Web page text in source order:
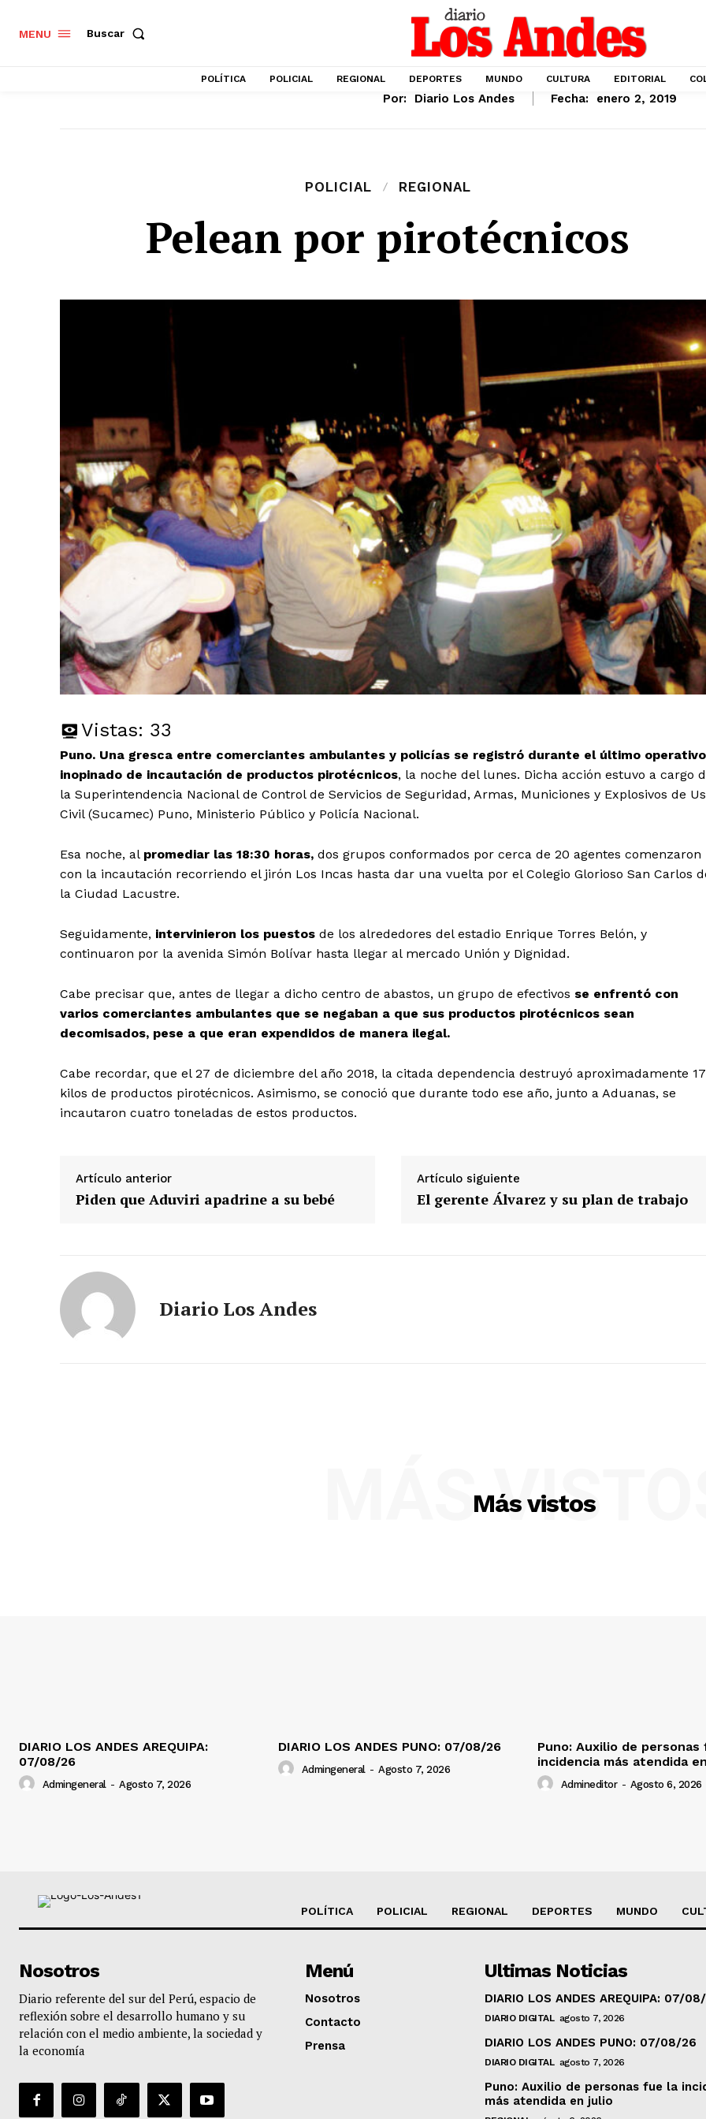
Diario los Andes
MENU Buscar
POLÍTICA POLICIAL REGIONAL DEPORTES MUNDO CULTURA EDITORIAL
Por: Diario Los Andes Fecha: enero 2, 2019
POLICIAL REGIONAL
Pelean por pirotécnicos
Vistas: 33
Puno. Una gresca entre comerciantes ambulantes y policías se registró durante el último operativo
inopinado de incautación de productos pirotécnicos, la noche del lunes. Dicha acción estuvo a cargo
la Superintendencia Nacional de Control de Servicios de Seguridad, Armas, Municiones y Explosivos de
Civil (Sucamec) Puno, Ministerio Público y Policía Nacional.
Esa noche, al promediar las 18:30 horas, dos grupos conformados por cerca de 20 agentes comenzaron
con la incautación recorriendo el jirón Los Incas hasta dar una vuelta por el Colegio Glorioso San Carlos
la Ciudad Lacustre.
Seguidamente, intervinieron los puestos de los alrededores del estadio Enrique Torres Belón, y
continuaron por la avenida Simón Bolívar hasta llegar al mercado Unión y Dignidad.
Cabe precisar que, antes de llegar a dicho centro de abastos, un grupo de efectivos se enfrentó con
varios comerciantes ambulantes que se negaban a que sus productos pirotécnicos sean
decomisados, pese a que eran expendidos de manera ilegal.
Cabe recordar, que el 27 de diciembre del año 2018, la citada dependencia destruyó aproximadamente
kilos de productos pirotécnicos. Asimismo, se conoció que durante todo ese año, junto a Aduanas, se
incautaron cuatro toneladas de estos productos.
Artículo anterior
Piden que Aduviri apadrine a su bebé
Artículo siguiente
El gerente Álvarez y su plan de trabajo
Diario Los Andes
Más vistos
MÁS
DIARIO LOS ANDES AREQUIPA:
07/08/26
Admingeneral - Agosto 7, 2026
DIARIO LOS ANDES PUNO: 07/08/26
Admingeneral - Agosto 7, 2026
Puno: Auxilio de personas
incidencia más atendida
Admineditor - Agosto 6, 2026
POLÍTICA POLICIAL REGIONAL DEPORTES MUNDO
Nosotros
Diario referente del sur del Perú, espacio de
reflexión sobre el desarrollo humano y su
relación con el medio ambiente, la sociedad y
la economía
Menú
Nosotros
Contacto
Prensa
Ultimas Noticias
DIARIO LOS ANDES AREQUIPA: 07/
DIARIO DIGITAL agosto 7, 2026
DIARIO LOS ANDES PUNO: 07/08/26
DIARIO DIGITAL agosto 7, 2026
Puno: Auxilio de personas fue la
más atendida en julio